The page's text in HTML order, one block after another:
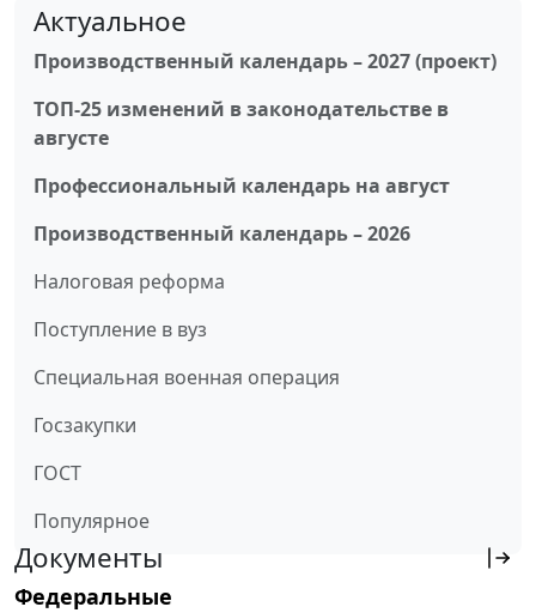
Актуальное
Производственный календарь – 2027 (проект)
ТОП-25 изменений в законодательстве в
августе
Профессиональный календарь на август
Производственный календарь – 2026
Налоговая реформа
Поступление в вуз
Специальная военная операция
Госзакупки
ГОСТ
Популярное
Документы
Федеральные